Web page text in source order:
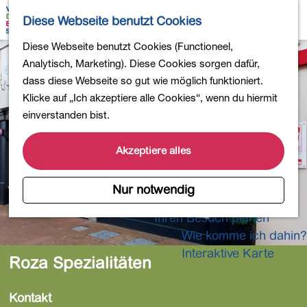
Diese Webseite benutzt Cookies
Diese Webseite benutzt Cookies (Functioneel,
Analytisch, Marketing). Diese Cookies sorgen dafür,
dass diese Webseite so gut wie möglich funktioniert.
Klicke auf „Ich akzeptiere alle Cookies“, wenn du hiermit
einverstanden bist.
Akzeptiere alles
Nur notwendig
G
e
h
n
S
z
u
r
K
r
t
e
S
c
h
e
n
e
n
ü
Einkaufen
Essen und Trinken
Kinderaktivitäten
In die Natur
Polder und Seen
Museen und mehr
Aktiv und gesund
4-Tage-Wanderung
Übernachtungen
Ihren Besuch planen
Wie komme ich dahin?
Interaktive Karte
Roza Spezialitäten
Kontakt